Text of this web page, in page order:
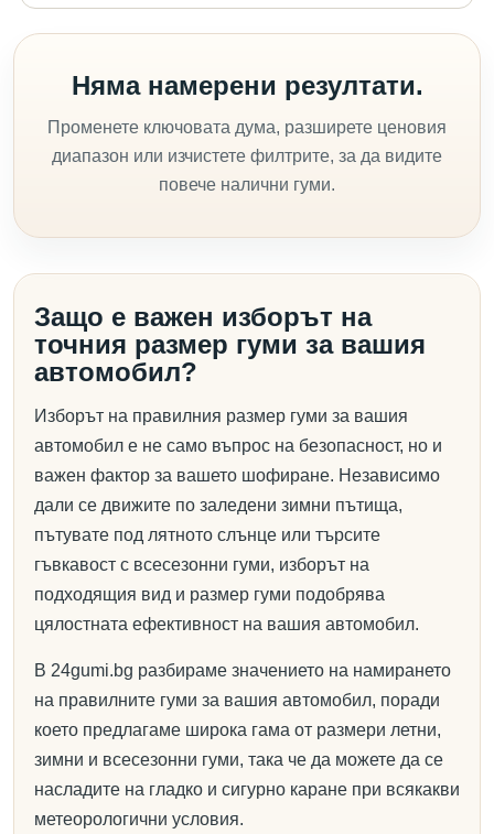
Няма намерени резултати.
Променете ключовата дума, разширете ценовия
диапазон или изчистете филтрите, за да видите
повече налични гуми.
Защо е важен изборът на
точния размер гуми за вашия
автомобил?
Изборът на правилния размер гуми за вашия
автомобил е не само въпрос на безопасност, но и
важен фактор за вашето шофиране. Независимо
дали се движите по заледени зимни пътища,
пътувате под лятното слънце или търсите
гъвкавост с всесезонни гуми, изборът на
подходящия вид и размер гуми подобрява
цялостната ефективност на вашия автомобил.
В 24gumi.bg разбираме значението на намирането
на правилните гуми за вашия автомобил, поради
което предлагаме широка гама от размери летни,
зимни и всесезонни гуми, така че да можете да се
насладите на гладко и сигурно каране при всякакви
метеорологични условия.